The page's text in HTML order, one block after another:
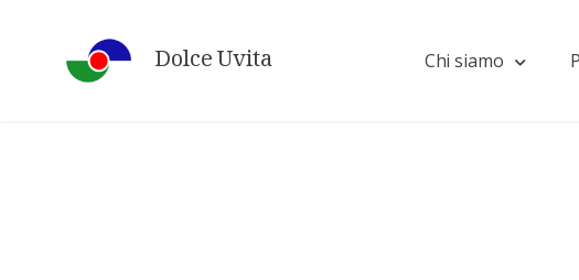
Dolce Uvita Chi siamo